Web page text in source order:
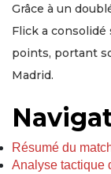
Grâce à un
Flick a consolidé
points, portant
Madrid.
Résumé du
Analyse tactique